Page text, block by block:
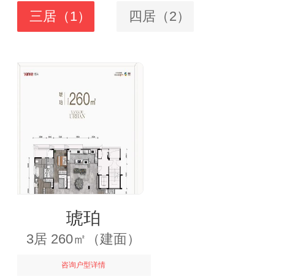
三居（1） 四居（2）
琥珀
3居 260㎡（建面）
咨询户型详情